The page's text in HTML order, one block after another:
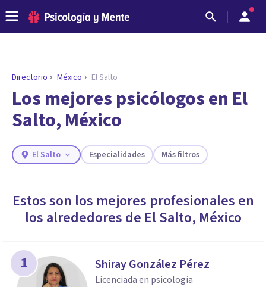
ENCONTRAR MI TERAPEUTA
¿Necesitas ayuda para encontrar el
psicólogo adecuado?
Responde a unas breves preguntas y te ofreceremos
necesidades.
Directorio México El Salto
Los mejores psicólogos en El
Salto, México
El Salto Especialidades Más filtros
Estos son los mejores profesionales en
los alrededores de El Salto, México
1 Shiray González Pérez
Licenciada en psicología